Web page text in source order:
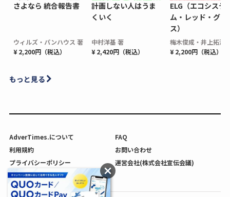
さよなら 統合報告書
ウィルズ・パンハウス 著
¥ 2,200円（税込）
計画しない人はうま
くいく
中村洋基 著
¥ 2,420円（税込）
ELG（エコシステ
ム・レッド・グロ
ス）
梅木俊成・井上拓海
¥ 2,200円（税込）
もっと見る
AdverTimes.について
FAQ
利用規約
お問い合わせ
プライバシーポリシー
運営会社(株式会社宣伝会議)
利用者情報の外部送信について